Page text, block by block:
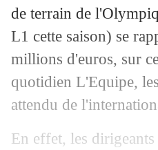
de terrain de
L1 cette saison) se
millions d'euros, sur
quotidien L'Equipe,
attendu de
En effet, les
26/08 Lyon: accord
26/08 PSG : Galtier
26/08 Monaco: la
Barça : Depay